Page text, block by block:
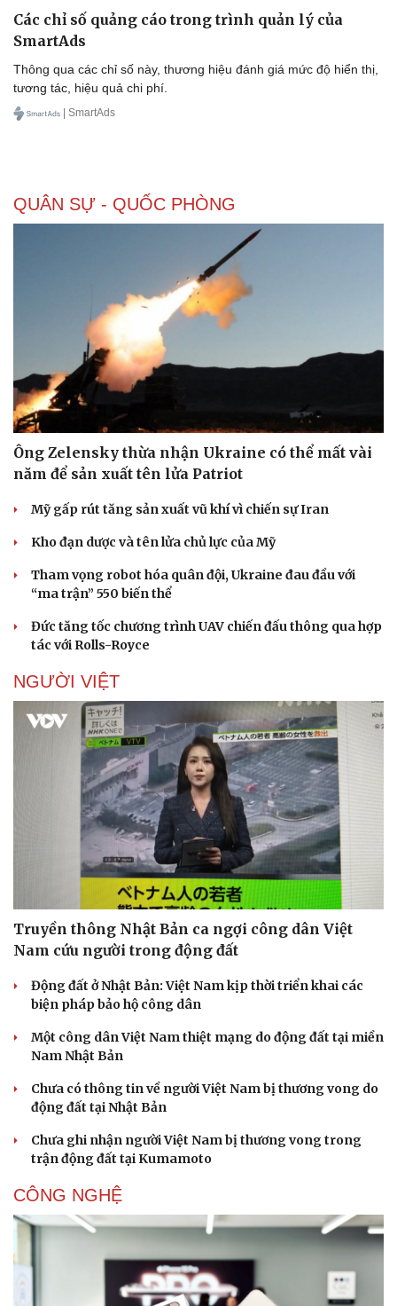
Sức khỏe
Dinh dưỡng - món ngon
Cây thuốc
Nhi khoa
Nam khoa
Phòng mạch online
Ăn sạch sống khỏe
Đời sống
Nhà đẹp
Các chỉ số quảng cáo trong trình quản lý của
SmartAds
Thông qua các chỉ số này, thương hiệu đánh giá mức độ hiển thị,
tương tác, hiệu quả chi phí.
| SmartAds
QUÂN SỰ - QUỐC PHÒNG
Ông Zelensky thừa nhận Ukraine có thể mất vài
năm để sản xuất tên lửa Patriot
Mỹ gấp rút tăng sản xuất vũ khí vì chiến sự Iran
Kho đạn dược và tên lửa chủ lực của Mỹ
Tham vọng robot hóa quân đội, Ukraine đau đầu với
“ma trận” 550 biến thể
Đức tăng tốc chương trình UAV chiến đấu thông qua hợp
tác với Rolls-Royce
NGƯỜI VIỆT
Truyền thông Nhật Bản ca ngợi công dân Việt
Nam cứu người trong động đất
Động đất ở Nhật Bản: Việt Nam kịp thời triển khai các
biện pháp bảo hộ công dân
Một công dân Việt Nam thiệt mạng do động đất tại miền
Nam Nhật Bản
Chưa có thông tin về người Việt Nam bị thương vong do
động đất tại Nhật Bản
Chưa ghi nhận người Việt Nam bị thương vong trong
trận động đất tại Kumamoto
CÔNG NGHỆ